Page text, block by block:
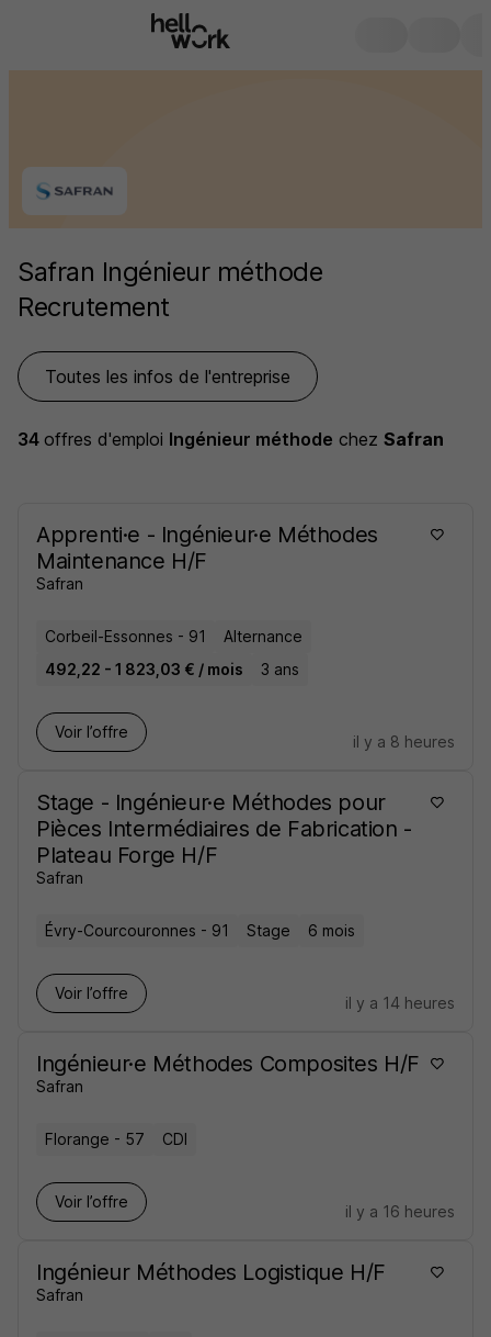
Safran Ingénieur méthode
Recrutement
Toutes les infos de l'entreprise
34 offres d'emploi Ingénieur méthode chez Safran
Apprenti·e - Ingénieur·e Méthodes
Maintenance H/F
Safran
Corbeil-Essonnes - 91
Alternance
492,22 - 1 823,03 € / mois
3 ans
Voir l’offre
il y a 8 heures
Stage - Ingénieur·e Méthodes pour
Pièces Intermédiaires de Fabrication -
Plateau Forge H/F
Safran
Évry-Courcouronnes - 91 Stage 6 mois
Voir l’offre
il y a 14 heures
Ingénieur·e Méthodes Composites H/F
Safran
Florange - 57 CDI
Voir l’offre
il y a 16 heures
Ingénieur Méthodes Logistique H/F
Safran